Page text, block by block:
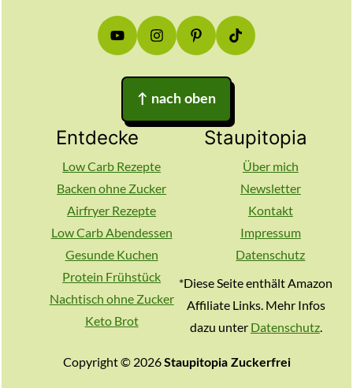
↑ nach oben
Entdecke
Low Carb Rezepte
Backen ohne Zucker
Airfryer Rezepte
Low Carb Abendessen
Gesunde Kuchen
Protein Frühstück
Nachtisch ohne Zucker
Keto Brot
Staupitopia
Über mich
Newsletter
Kontakt
Impressum
Datenschutz
*Diese Seite enthält Amazon
Affiliate Links. Mehr Infos
dazu unter Datenschutz.
Copyright © 2026Staupitopia Zuckerfrei